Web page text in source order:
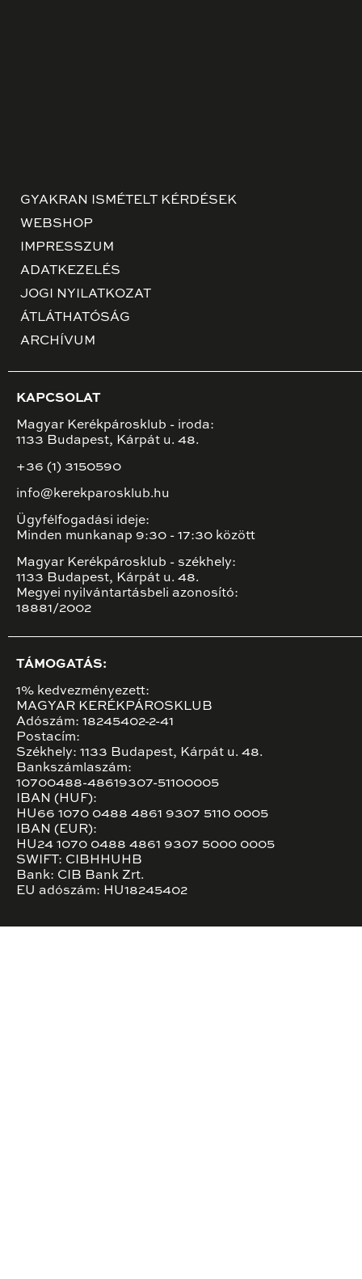
GYAKRAN ISMÉTELT KÉRDÉSEK
WEBSHOP
IMPRESSZUM
ADATKEZELÉS
JOGI NYILATKOZAT
ÁTLÁTHATÓSÁG
ARCHÍVUM
KAPCSOLAT
Magyar Kerékpárosklub - iroda:
1133 Budapest, Kárpát u. 48.
+36 (1) 3150590
info@kerekparosklub.hu
Ügyfélfogadási ideje:
Minden munkanap 9:30 - 17:30 között
Magyar Kerékpárosklub - székhely:
1133 Budapest, Kárpát u. 48.
Megyei nyilvántartásbeli azonosító:
18881/2002
TÁMOGATÁS:
1% kedvezményezett:
MAGYAR KERÉKPÁROSKLUB
Adószám: 18245402-2-41
Postacím:
Székhely: 1133 Budapest, Kárpát u. 48.
Bankszámlaszám:
10700488-48619307-51100005
IBAN (HUF):
HU66 1070 0488 4861 9307 5110 0005
IBAN (EUR):
HU24 1070 0488 4861 9307 5000 0005
SWIFT: CIBHHUHB
Bank: CIB Bank Zrt.
EU adószám: HU18245402